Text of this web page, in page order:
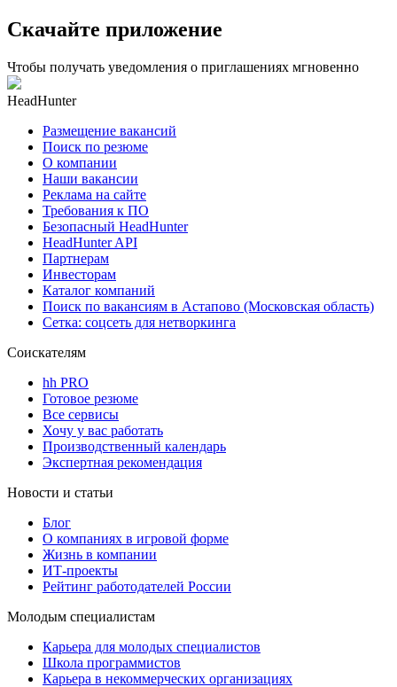
Скачайте приложение
Чтобы получать уведомления о приглашениях мгновенно
HeadHunter
Размещение вакансий
Поиск по резюме
О компании
Наши вакансии
Реклама на сайте
Требования к ПО
Безопасный HeadHunter
HeadHunter API
Партнерам
Инвесторам
Каталог компаний
Поиск по вакансиям в Астапово (Московская область)
Сетка: соцсеть для нетворкинга
Соискателям
hh PRO
Готовое резюме
Все сервисы
Хочу у вас работать
Производственный календарь
Экспертная рекомендация
Новости и статьи
Блог
О компаниях в игровой форме
Жизнь в компании
ИТ-проекты
Рейтинг работодателей России
Молодым специалистам
Карьера для молодых специалистов
Школа программистов
Карьера в некоммерческих организациях